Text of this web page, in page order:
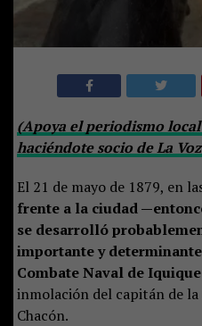
(Apoya el periodismo
haciéndote socio de La
El 21 de mayo de 1879, en
frente a la ciudad
se desarrolló
importante y
Combate Naval de
inmolación del capitán de
Chacón.